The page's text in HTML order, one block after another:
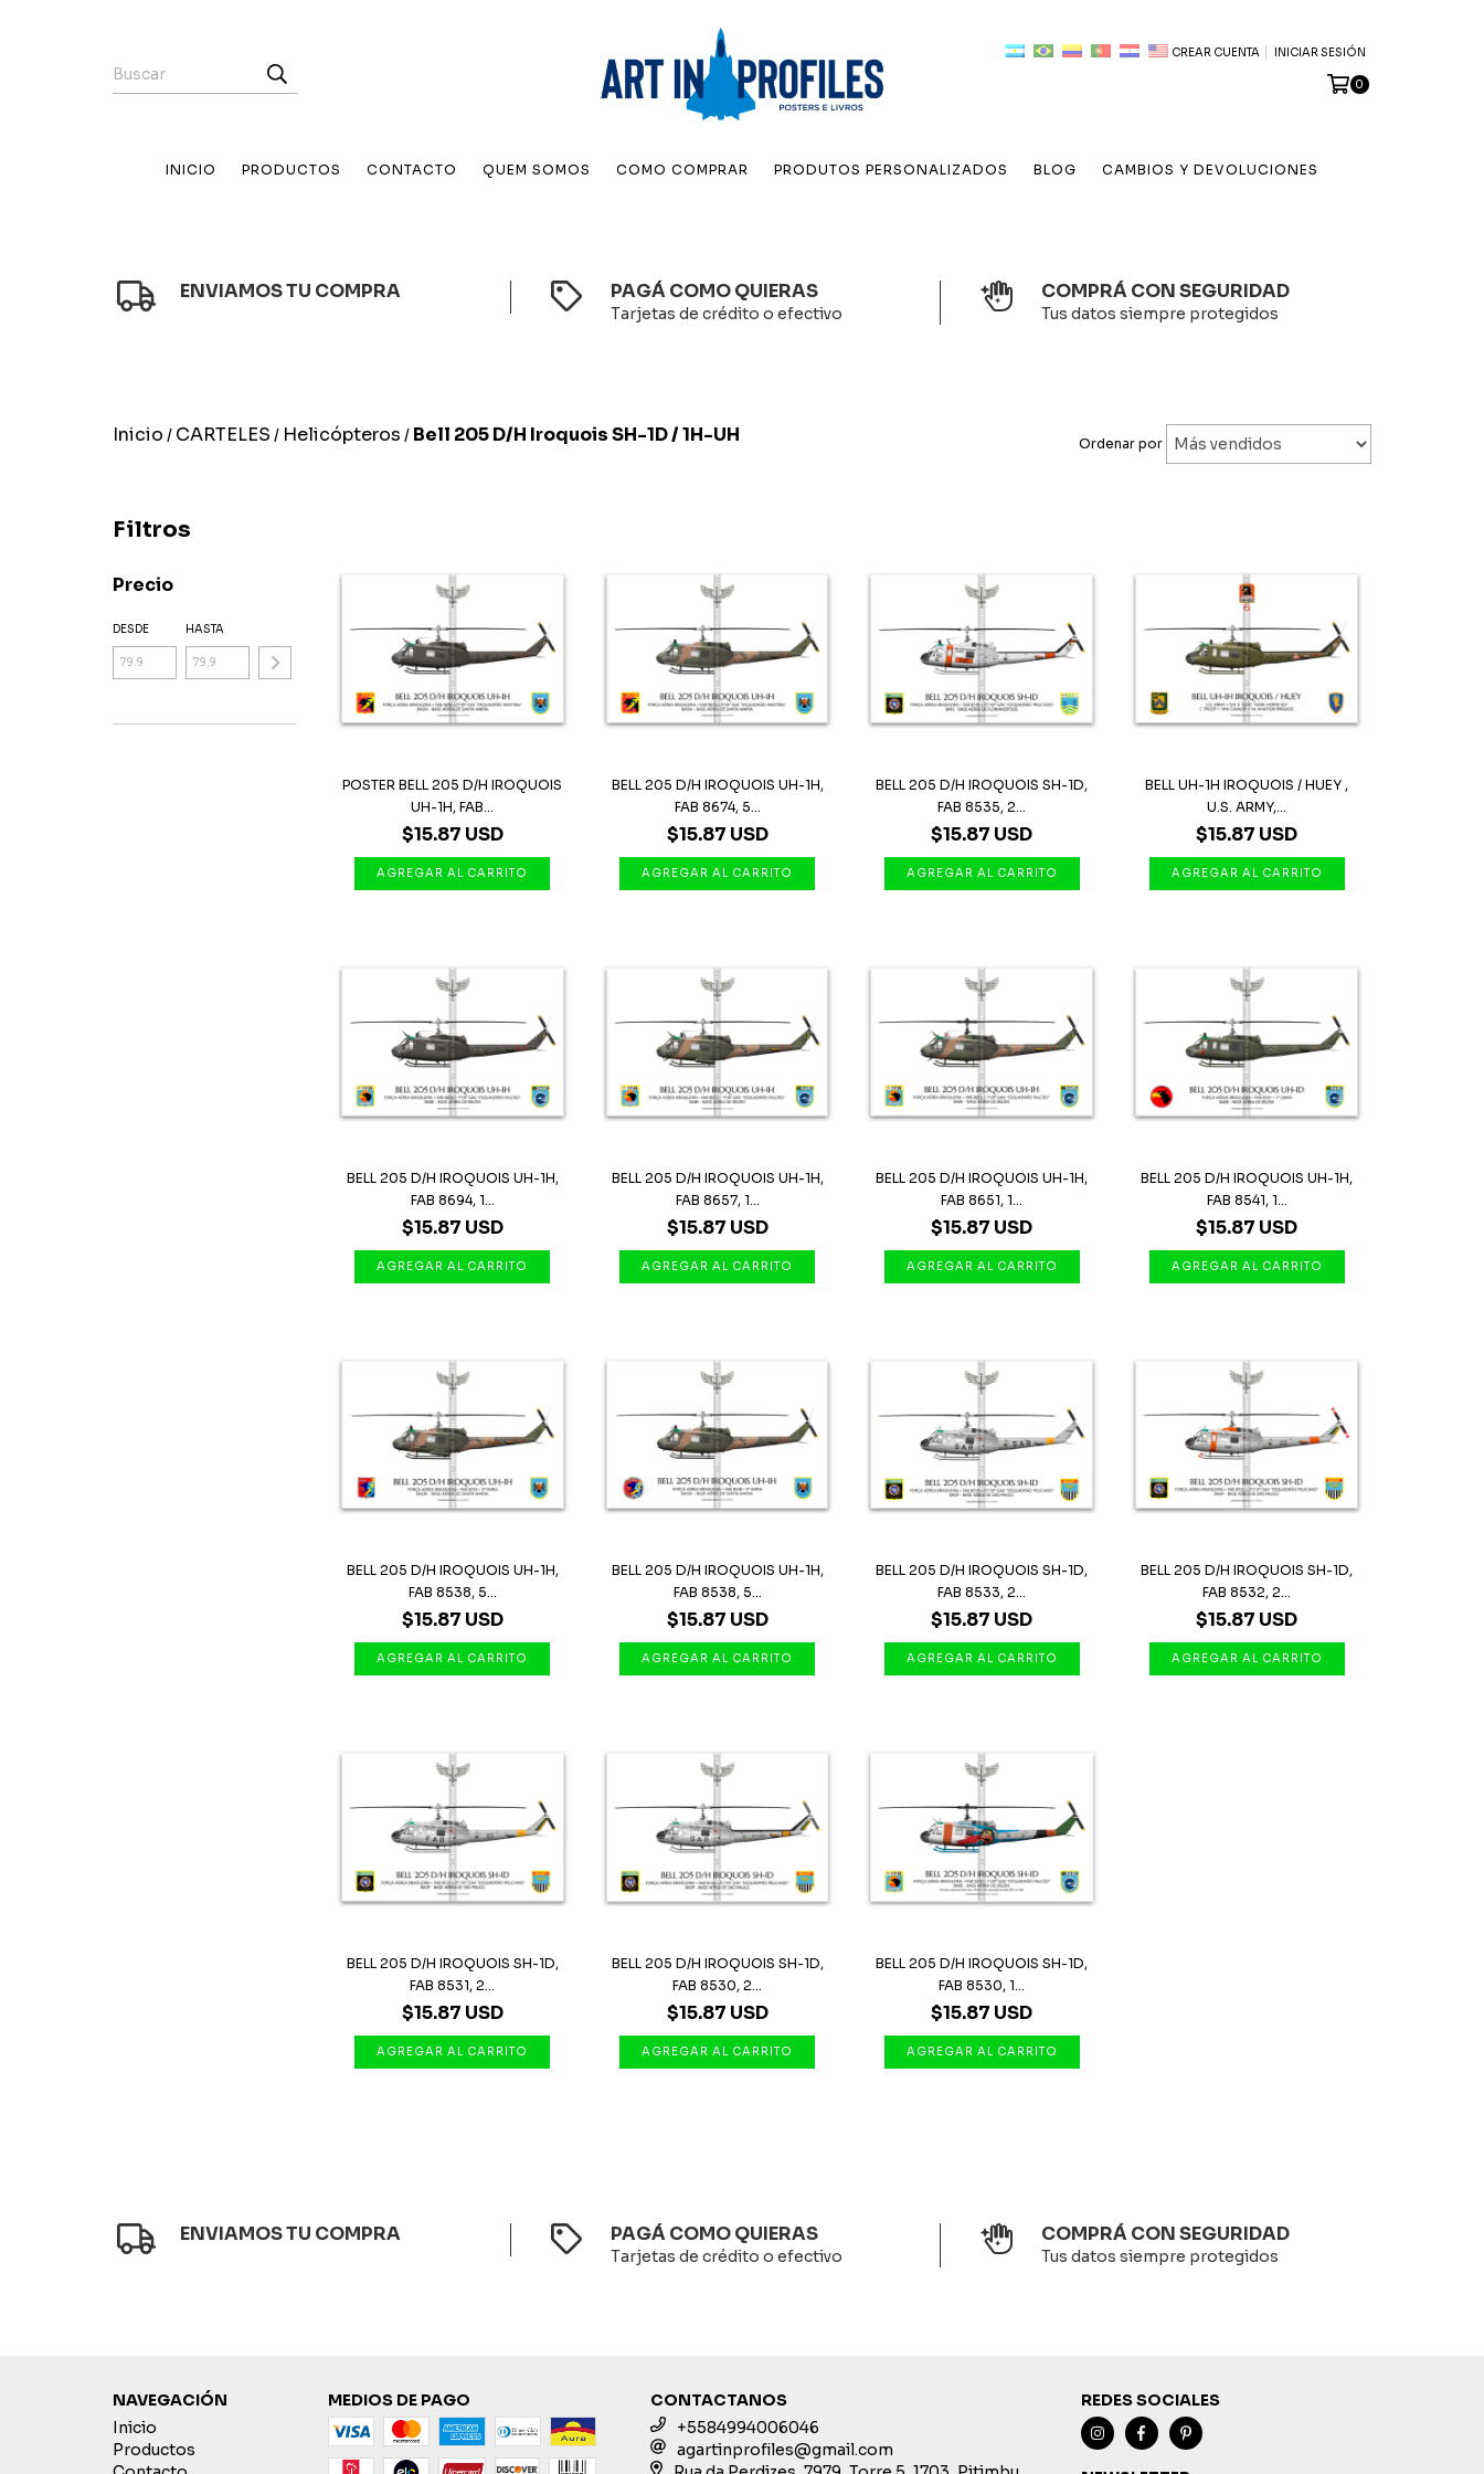
CREAR CUENTA INICIAR SESIÓN
0
INICIO PRODUCTOS CONTACTO QUEM SOMOS COMO COMPRAR PRODUTOS PERSONALIZADOS BLOG CAMBIOS Y DEVOLUCIONES
ENVIAMOS TU COMPRA PAGÁ COMO QUIERAS
Tarjetas de crédito o efectivo
COMPRÁ CON SEGURIDAD
Tus datos siempre protegidos
Inicio / CARTELES / Helicópteros / Bell 205 D/H Iroquois SH-1D / 1H-UH Ordenar por
Filtros
Precio
DESDE HASTA
POSTER BELL 205 D/H IROQUOIS
UH-1H, FAB...
$15.87 USD
BELL 205 D/H IROQUOIS UH-1H,
FAB 8674, 5...
$15.87 USD
BELL 205 D/H IROQUOIS SH-1D,
FAB 8535, 2...
$15.87 USD
BELL UH-1H IROQUOIS / HUEY ,
U.S. ARMY,...
$15.87 USD
BELL 205 D/H IROQUOIS UH-1H,
FAB 8694, 1...
$15.87 USD
BELL 205 D/H IROQUOIS UH-1H,
FAB 8657, 1...
$15.87 USD
BELL 205 D/H IROQUOIS UH-1H,
FAB 8651, 1...
$15.87 USD
BELL 205 D/H IROQUOIS UH-1H,
FAB 8541, 1...
$15.87 USD
BELL 205 D/H IROQUOIS UH-1H,
FAB 8538, 5...
$15.87 USD
BELL 205 D/H IROQUOIS UH-1H,
FAB 8538, 5...
$15.87 USD
BELL 205 D/H IROQUOIS SH-1D,
FAB 8533, 2...
$15.87 USD
BELL 205 D/H IROQUOIS SH-1D,
FAB 8532, 2...
$15.87 USD
BELL 205 D/H IROQUOIS SH-1D,
FAB 8531, 2...
$15.87 USD
BELL 205 D/H IROQUOIS SH-1D,
FAB 8530, 2...
$15.87 USD
BELL 205 D/H IROQUOIS SH-1D,
FAB 8530, 1...
$15.87 USD
ENVIAMOS TU COMPRA PAGÁ COMO QUIERAS
Tarjetas de crédito o efectivo
COMPRÁ CON SEGURIDAD
Tus datos siempre protegidos
NAVEGACIÓN
Inicio
Productos
MEDIOS DE PAGO
CONTACTANOS
+5584994006046
agartinprofiles@gmail.com
REDES SOCIALES